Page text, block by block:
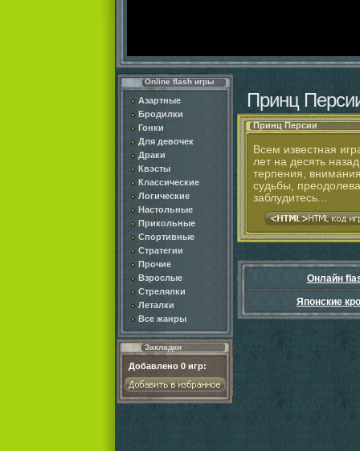
Online flash игры
Азартные
Бродилки
Гонки
Для девочек
Драки
Квэсты
Классические
Логические
Настольные
Прикольные
Спортивные
Стратегии
Прочие
Взрослые
Стрелялки
Леталки
Все жанры
Закладки
Добавлено 0 игр:
Принц
Принц Персии
Всем известная
лет на десять
терпения,
судьбы,
заблудитесь...
Онлайн
Японские